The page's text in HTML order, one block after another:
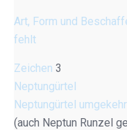
Art, Form und
fehlt
Zeichen 3
Neptungürtel
Neptungürtel
(auch Neptun Runzel